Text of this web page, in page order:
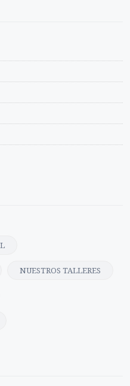
NUESTROS TALLERES